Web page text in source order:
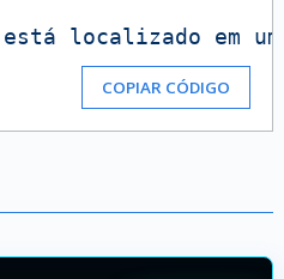
está localizado em
COPIAR CÓDIGO